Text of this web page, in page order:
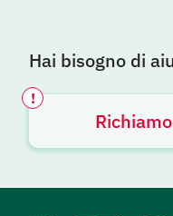
Hai bisogno di
!
Avviso attivo